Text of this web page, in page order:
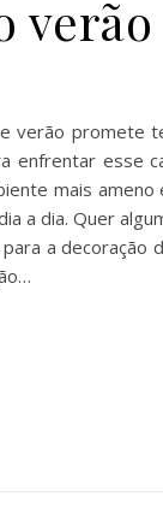
verão
verão promete
enfrentar esse
mais ameno
a dia. Quer
a decoração